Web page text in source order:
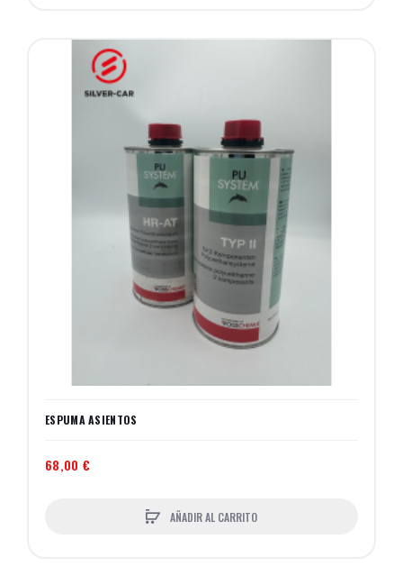
ESPUMA ASIENTOS
68,00 €
AÑADIR AL CARRITO